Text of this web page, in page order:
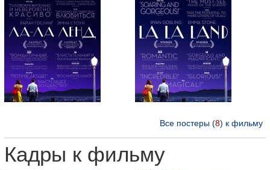
Все постеры (8) к фильму
Кадры к фильму